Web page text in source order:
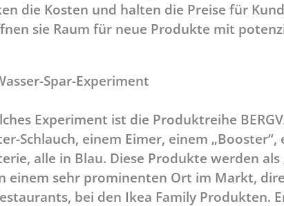
die Kosten und halten die Preise für
sie Raum für neue Produkte mit
Spar-Experiment
Experiment ist die Produktreihe
Schlauch, einem Eimer, einem „Booster“,
alle in Blau. Diese Produkte werden als
einem sehr prominenten Ort im Markt,
bei den Ikea Family Produkten.